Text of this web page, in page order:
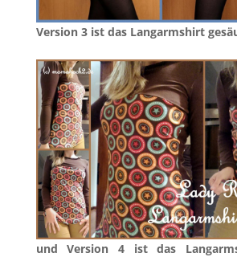
Version 3 ist das Langarmshirt
und Version 4 ist das